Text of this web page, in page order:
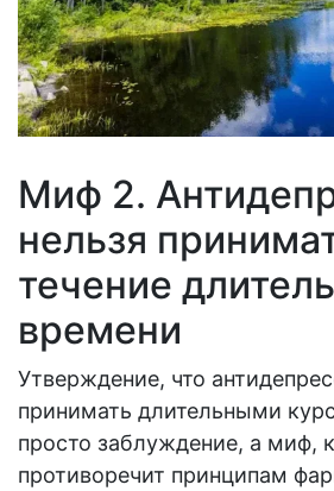
Миф 2.
нельзя
течение
времени
Утверждение, что
принимать длительными
просто заблуждение, а миф,
противоречит принципам